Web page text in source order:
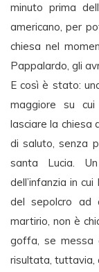
minuto prima
americano, per
chiesa nel
Pappalardo, gli
E così è stato:
maggiore su
lasciare la chiesa
di saluto, senza
santa Lucia.
dell’infanzia in
del sepolcro ad
martirio, non è
goffa, se messa
risultata, tuttavia,